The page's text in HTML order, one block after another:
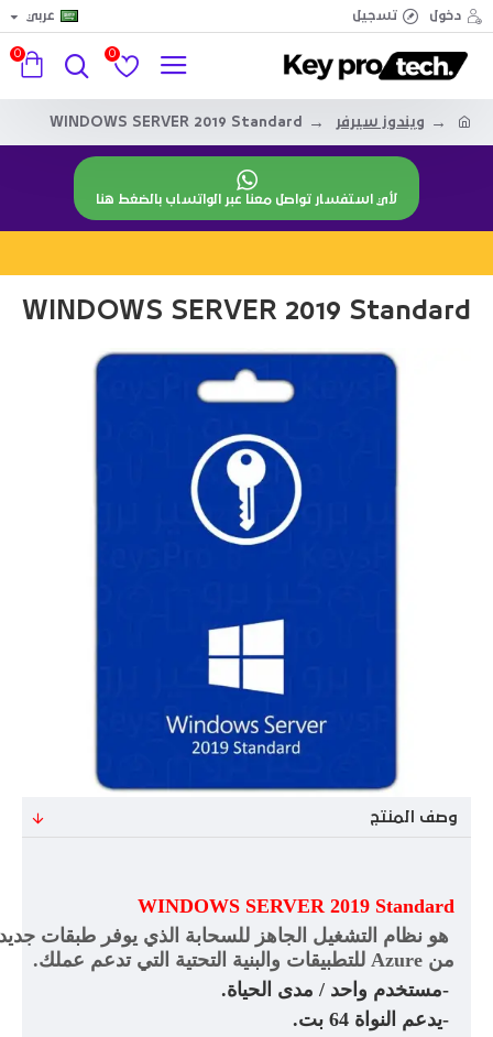
دخول تسجيل عربي
0
0
ويندوز سيرفر WINDOWS SERVER 2019 Standard
لأي استفسار تواصل معنا عبر الواتساب بالضغط هنا
WINDOWS SERVER 2019 Standard
وصف المنتج
WINDOWS SERVER 2019 Standard
هو نظام التشغيل الجاهز للسحابة الذي يوفر طبقات
من Azure للتطبيقات والبنية التحتية التي تدعم عملك.
-مستخدم واحد / مدى الحياة.
-يدعم النواة 64 بت
.